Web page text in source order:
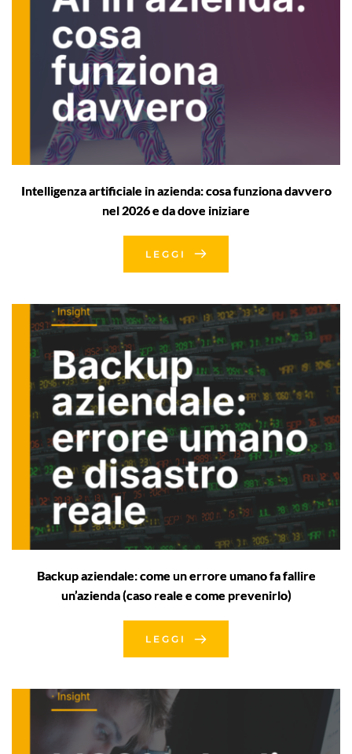
Intelligenza artificiale in azienda: cosa funziona davvero
nel 2026 e da dove iniziare
LEGGI
Backup aziendale: come un errore umano fa fallire
un’azienda (caso reale e come prevenirlo)
LEGGI